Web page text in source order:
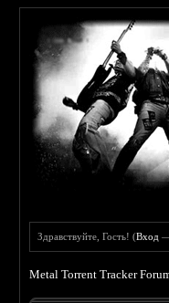
Здравствуйте, Гость! (Вход
Metal Torrent Tracker